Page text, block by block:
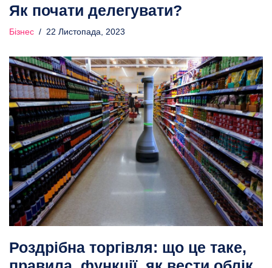
Як почати делегувати?
Бізнес 22 Листопада, 2023
Роздрібна торгівля: що це таке,